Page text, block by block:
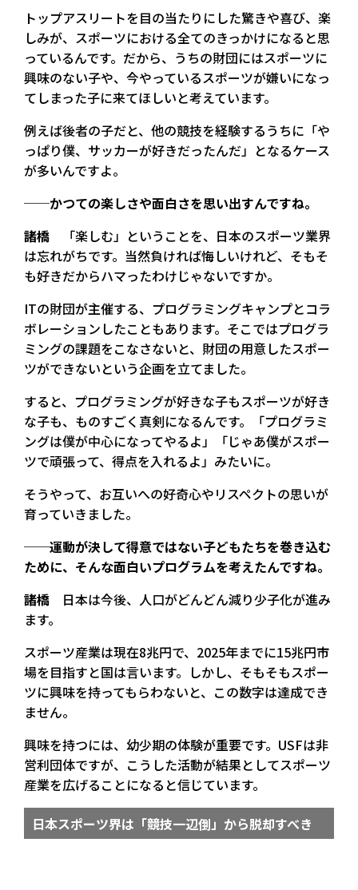
トップアスリートを目の当たりにした驚きや喜び、楽
しみが、スポーツにおける全てのきっかけになると思
っているんです。だから、うちの財団にはスポーツに
興味のない子や、今やっているスポーツが嫌いになっ
てしまった子に来てほしいと考えています。
例えば後者の子だと、他の競技を経験するうちに「や
っぱり僕、サッカーが好きだったんだ」となるケース
が多いんですよ。
──かつての楽しさや面白さを思い出すんですね。
諸橋 「楽しむ」ということを、日本のスポーツ業界
は忘れがちです。当然負ければ悔しいけれど、そもそ
も好きだからハマったわけじゃないですか。
ITの財団が主催する、プログラミングキャンプとコラ
ボレーションしたこともあります。そこではプログラ
ミングの課題をこなさないと、財団の用意したスポー
ツができないという企画を立てました。
すると、プログラミングが好きな子もスポーツが好き
な子も、ものすごく真剣になるんです。「プログラミ
ングは僕が中心になってやるよ」「じゃあ僕がスポー
ツで頑張って、得点を入れるよ」みたいに。
そうやって、お互いへの好奇心やリスペクトの思いが
育っていきました。
──運動が決して得意ではない子どもたちを巻き込む
ために、そんな面白いプログラムを考えたんですね。
諸橋 日本は今後、人口がどんどん減り少子化が進み
ます。
スポーツ産業は現在8兆円で、2025年までに15兆円市
場を目指すと国は言います。しかし、そもそもスポー
ツに興味を持ってもらわないと、この数字は達成でき
ません。
興味を持つには、幼少期の体験が重要です。USFは非
営利団体ですが、こうした活動が結果としてスポーツ
産業を広げることになると信じています。
日本スポーツ界は「競技一辺倒」から脱却すべき